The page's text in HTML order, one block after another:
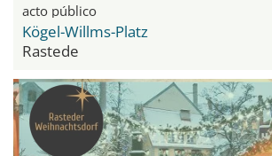
acto público
Kögel-Willms-Platz
Rastede